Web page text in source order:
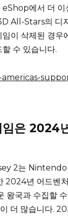
에서 더 이
All-Stars의 디
이 삭제된 경우
수 있습니다.
임은 2024
2는
2024년 어드벤
왕국과 수집할
더 많습니다.